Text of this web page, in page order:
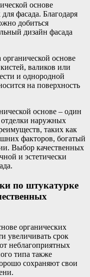
основе
фасада. Благодаря
добиться
дизайн фасада
основе
валиков или
и однородной
на поверхность
основе – один
наружных
таких как
факторов, богатый
Выбор качественных
и эстетически
по штукатурке
органических
увеличивать срок
неблагоприятных
типа также
сохраняют свои